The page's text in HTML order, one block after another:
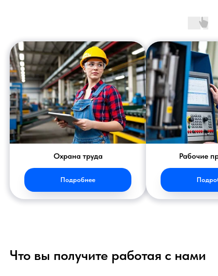
Охрана труда
Подробнее
Рабочие
Что вы получите работая с нами